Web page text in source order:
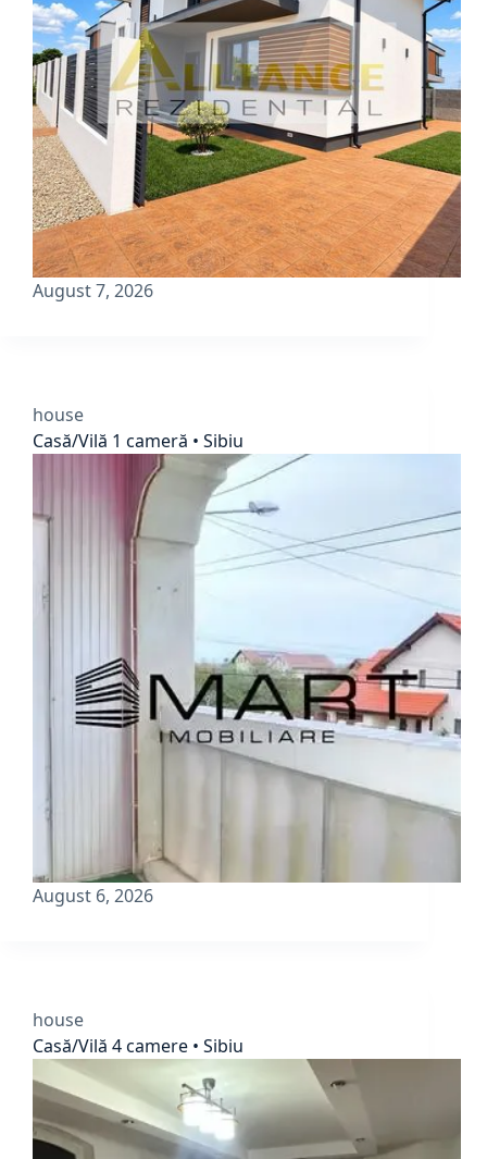
August 7, 2026
house
Casă/Vilă 1 cameră • Sibiu
August 6, 2026
house
Casă/Vilă 4 camere • Sibiu